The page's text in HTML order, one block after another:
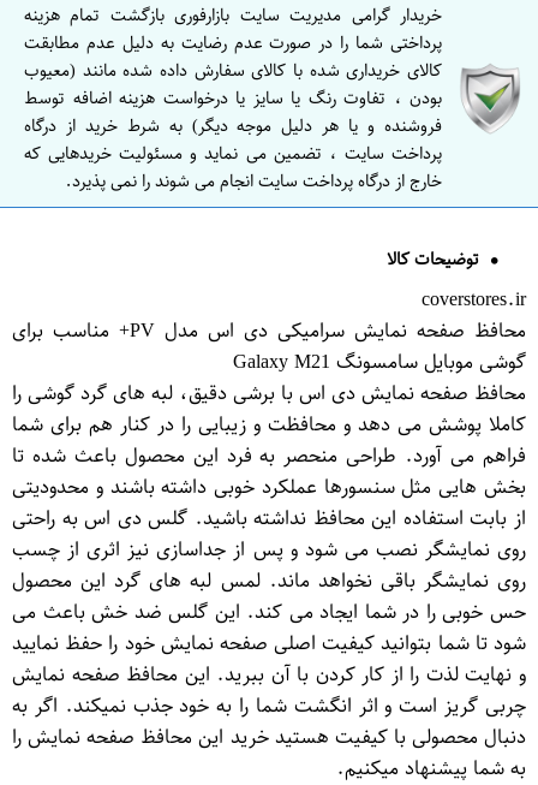
خریدار گرامی مدیریت سایت بازارفوری بازگشت تمام هزینه
پرداختی شما را در صورت عدم رضایت به دلیل عدم مطابقت
کالای خریداری شده با کالای سفارش داده شده مانند (معیوب
بودن ، تفاوت رنگ یا سایز یا درخواست هزینه اضافه توسط
فروشنده و یا هر دلیل موجه دیگر) به شرط خرید از درگاه
پرداخت سایت ، تضمین می نماید و مسئولیت خریدهایی که
خارج از درگاه پرداخت سایت انجام می شوند را نمی پذیرد.
توضیحات کالا
coverstores.ir
محافظ صفحه نمایش سرامیکی دی اس مدل PV+ مناسب برای
گوشی موبایل سامسونگ Galaxy M21
محافظ صفحه نمایش دی اس با برشی دقیق، لبه های گرد گوشی را
کاملا پوشش می دهد و محافظت و زیبایی را در کنار هم برای شما
فراهم می آورد. طراحی منحصر به فرد این محصول باعث شده تا
بخش هایی مثل سنسورها عملکرد خوبی داشته باشند و محدودیتی
از بابت استفاده این محافظ نداشته باشید. گلس دی اس به راحتی
روی نمایشگر نصب می شود و پس از جداسازی نیز اثری از چسب
روی نمایشگر باقی نخواهد ماند. لمس لبه های گرد این محصول
حس خوبی را در شما ایجاد می کند. این گلس ضد خش باعث می
شود تا شما بتوانید کیفیت اصلی صفحه نمایش خود را حفظ نمایید
و نهایت لذت را از کار کردن با آن ببرید. این محافظ صفحه نمایش
چربی گریز است و اثر انگشت شما را به خود جذب نمیکند. اگر به
دنبال محصولی با کیفیت هستید خرید این محافظ صفحه نمایش را
به شما پیشنهاد میکنیم.